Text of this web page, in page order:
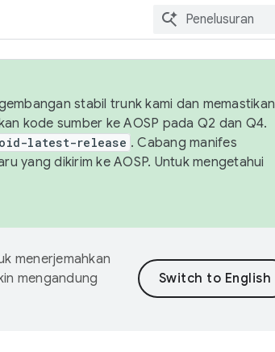
stabil trunk kami dan memastikan
kode sumber ke AOSP pada Q2 dan Q4.
latest-release . Cabang manifes
yang dikirim ke AOSP. Untuk mengetahui
menerjemahkan
mengandung